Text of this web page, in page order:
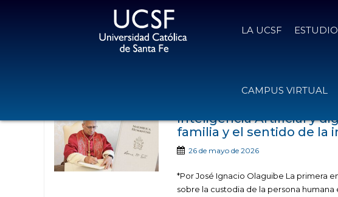
LA UCSF
CAMPUS VIRTUAL
Inteligencia Artificial y
familia y el sentido de la
26 de mayo de 2026
*Por José Ignacio Olaguibe La primera
sobre la custodia de la persona